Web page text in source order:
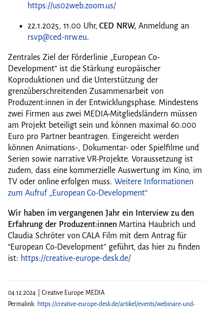
https://us02web.zoom.us/
22.1.2025, 11.00 Uhr,CED NRW,Anmeldung an
rsvp@ced-nrw.eu.
Zentrales Ziel der Förderlinie „European Co-
Development“ ist die Stärkung europäischer
Koproduktionen und die Unterstützung der
grenzüberschreitenden Zusammenarbeit von
Produzent:innen in der Entwicklungsphase. Mindestens
zwei Firmen aus zwei MEDIA-Mitgliedsländern müssen
am Projekt beteiligt sein und können maximal 60.000
Euro pro Partner beantragen. Eingereicht werden
können Animations-, Dokumentar- oder Spielfilme und
Serien sowie narrative VR-Projekte. Voraussetzung ist
zudem, dass eine kommerzielle Auswertung im Kino, im
TV oder online erfolgen muss. Weitere Informationen
zum Aufruf „European Co-Development“
Wir haben im vergangenen Jahr ein Interview zu den
Erfahrung der Produzent:innen Martina Haubrich und
Claudia Schröter von CALA Film mit dem Antrag für
“European Co-Development" geführt, das hier zu finden
ist: https://creative-europe-desk.de/
04.12.2024 | Creative Europe MEDIA
Permalink: https://creative-europe-desk.de/artikel/events/webinare-und-